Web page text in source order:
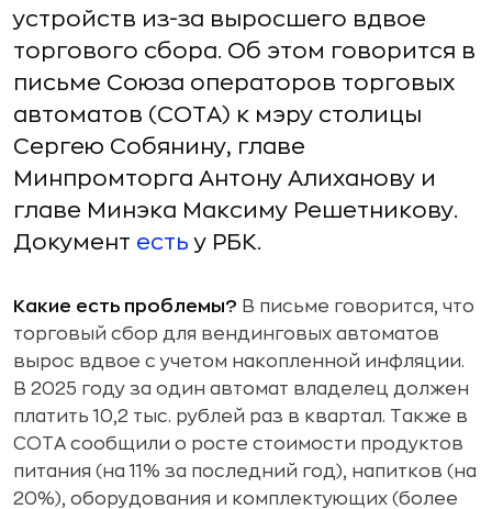
устройств из-за выросшего вдвое
торгового сбора. Об этом говорится в
письме Союза операторов торговых
автоматов (СОТА) к мэру столицы
Сергею Собянину, главе
Минпромторга Антону Алиханову и
главе Минэка Максиму Решетникову.
Документ есть у РБК.
Какие есть проблемы? В письме говорится, что
торговый сбор для вендинговых автоматов
вырос вдвое с учетом накопленной инфляции.
В 2025 году за один автомат владелец должен
платить 10,2 тыс. рублей раз в квартал. Также в
СОТА сообщили о росте стоимости продуктов
питания (на 11% за последний год), напитков (на
20%), оборудования и комплектующих (более